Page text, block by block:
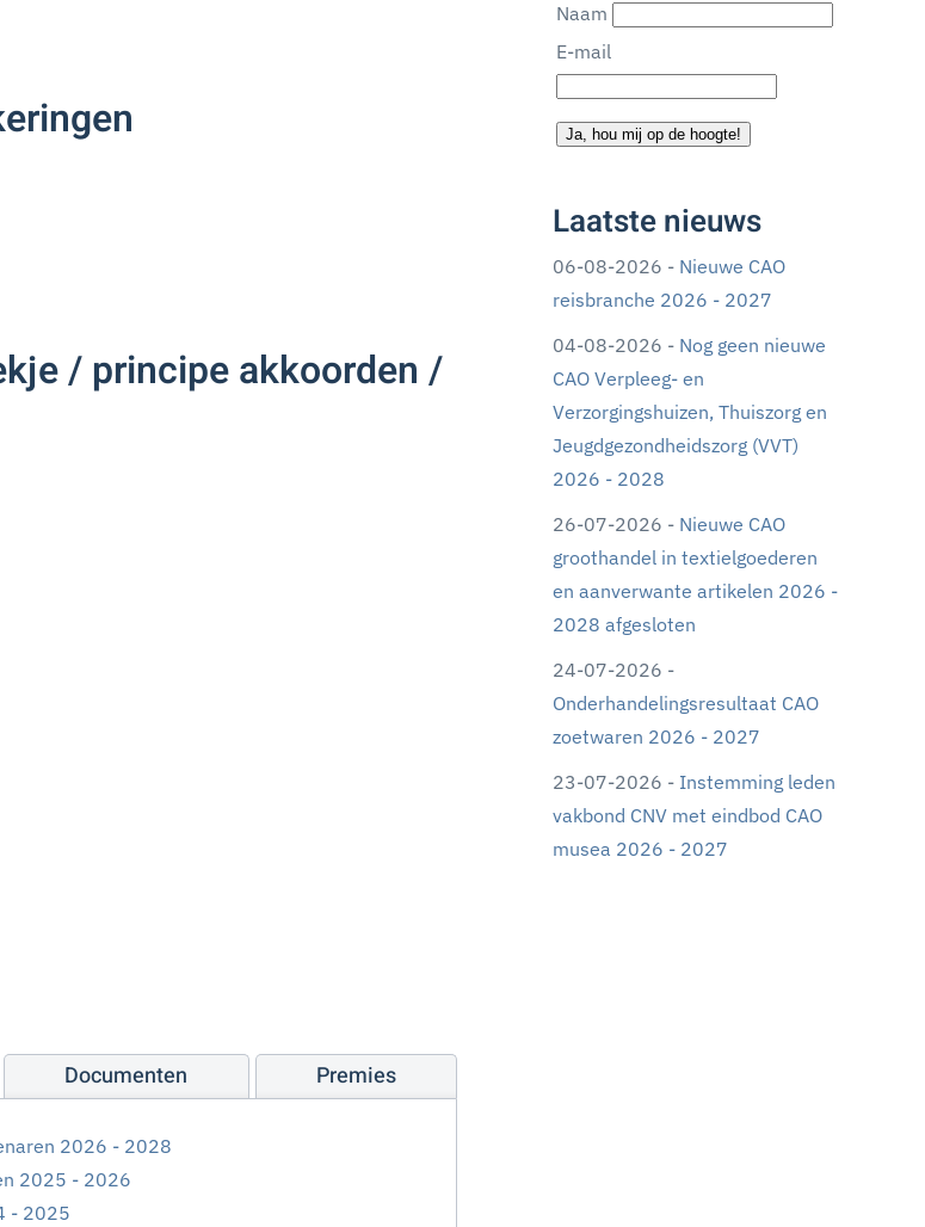
/ principe akkoorden /
Documenten Premies
2026 - 2028
2025 - 2026
- 2025
Naam
E-mail
Ja, hou mij op de hoogte!
Laatste nieuws
06-08-2026 - Nieuwe CAO
reisbranche 2026 - 2027
04-08-2026 - Nog geen nieuwe
CAO Verpleeg- en
Verzorgingshuizen, Thuiszorg en
Jeugdgezondheidszorg (VVT)
2026 - 2028
26-07-2026 - Nieuwe CAO
groothandel in textielgoederen
en aanverwante artikelen 2026 -
2028 afgesloten
24-07-2026 -
Onderhandelingsresultaat CAO
zoetwaren 2026 - 2027
23-07-2026 - Instemming leden
vakbond CNV met eindbod CAO
musea 2026 - 2027